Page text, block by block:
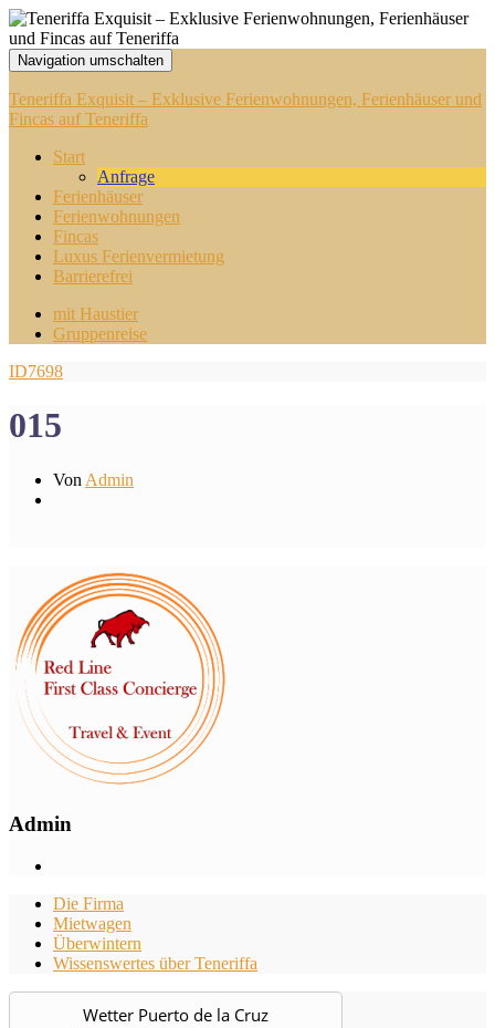
Navigation umschalten
Teneriffa Exquisit – Exklusive Ferienwohnungen, Ferienhäuser und
Fincas auf Teneriffa
Start
Anfrage
Ferienhäuser
Ferienwohnungen
Fincas
Luxus Ferienvermietung
Barrierefrei
mit Haustier
Gruppenreise
ID7698
015
Von Admin
Admin
Die Firma
Mietwagen
Überwintern
Wissenswertes über Teneriffa
Wetter Puerto de la Cruz